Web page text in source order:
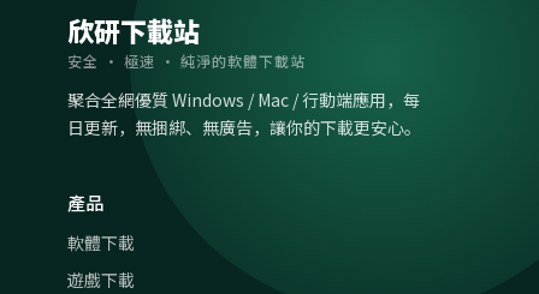
欣研下載站
安全 · 極速 · 純淨的軟體下載站
聚合全網優質 Windows / Mac / 行動端應用，每
日更新，無捆綁、無廣告，讓你的下載更安心。
產品
軟體下載
遊戲下載